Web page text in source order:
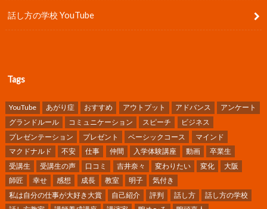
話し方の学校 YouTube
Tags
YouTube あがり症 おすすめ アウトプット アドバンス
アンケート
グランドルール
コミュニケーション スピーチ
ビジネス
プレゼンテーション
プレゼント ベーシックコース
マインド
マクドナルド
不安 仕事 仲間 入学体験講座 動画
卒業生
受講生
受講生の声 口コミ 吉井奈々 変わりたい 変化
大阪
師匠
幸せ 感想 成長 教室 明子
気付き
私は自分の仕事が大好き大賞
自己紹介 評判 話し方
話し方の学校